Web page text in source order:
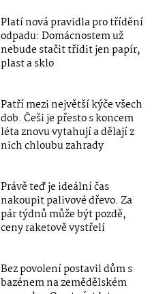
Platí nová pravidla pro třídění
odpadu: Domácnostem už
nebude stačit třídit jen papír,
plast a sklo
Patří mezi největší kýče všech
dob. Češi je přesto s koncem
léta znovu vytahují a dělají z
nich chloubu zahrady
Právě teď je ideální čas
nakoupit palivové dřevo. Za
pár týdnů může být pozdě,
ceny raketově vystřelí
Bez povolení postavil dům s
bazénem na zemědělském